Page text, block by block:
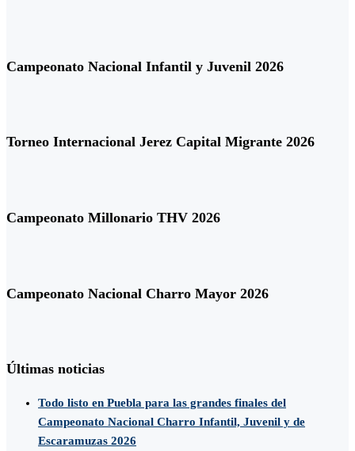
Campeonato Nacional Infantil y Juvenil 2026
Torneo Internacional Jerez Capital Migrante 2026
Campeonato Millonario THV 2026
Campeonato Nacional Charro Mayor 2026
Últimas noticias
Todo listo en Puebla para las grandes finales del
Campeonato Nacional Charro Infantil, Juvenil y de
Escaramuzas 2026